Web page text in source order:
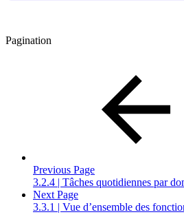
Pagination
Previous Page
3.2.4 | Tâches quotidiennes par
Next Page
3.3.1 | Vue d’ensemble des